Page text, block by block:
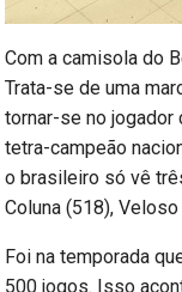
Com a camisola do
Trata-se de uma
tornar-se no
tetra-campeão
o brasileiro só vê
Coluna (518),
Foi na temporada
500 jogos. Isso